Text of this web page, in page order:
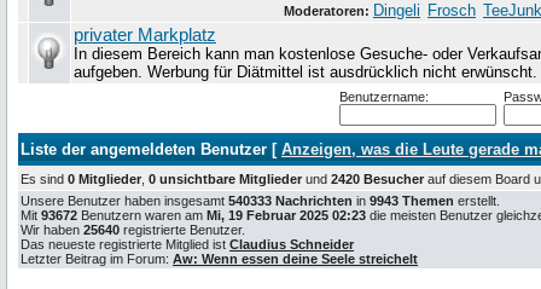
Moderatoren: Dingeli Frosch
privater Markplatz
In diesem Bereich kann man kostenlose Gesuche- oder
aufgeben. Werbung für Diätmittel ist ausdrücklich nicht erwünscht.
Benutzername:
Liste der angemeldeten Benutzer [ Anzeigen, was die Leute gerade
Es sind 0 Mitglieder 0 unsichtbare Mitglieder und 2420 Besucher auf diesem
Unsere Benutzer haben insgesamt 540333 Nachrichten in 9943 Themen erstellt.
Mit 93672 Benutzern waren am Mi, 19 Februar 2025 02:23 die meisten Benutzer
Wir haben 25640 registrierte Benutzer.
Das neueste registrierte Mitglied ist Claudius Schneider
Letzter Beitrag im Forum: Aw: Wenn essen deine Seele streichelt